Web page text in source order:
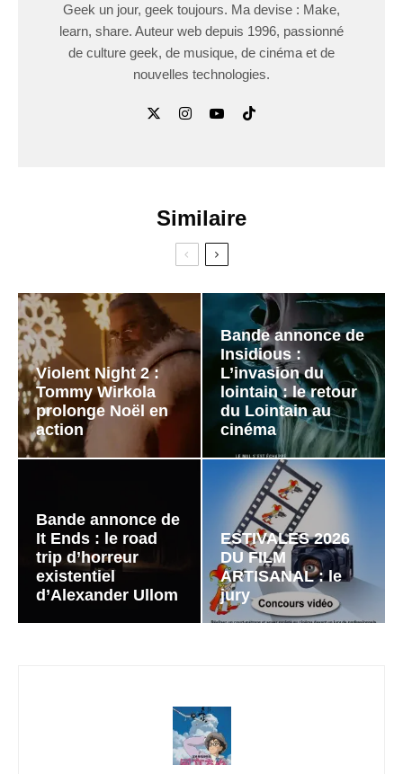
Geek un jour, geek toujours. Ma devise : Make,
learn, share. Auteur web depuis 1996, passionné
de culture geek, de musique, de cinéma et de
nouvelles technologies.
Similaire
Violent Night 2 :
Tommy Wirkola
prolonge Noël en
action
Bande annonce de
Insidious :
L’invasion du
lointain : le retour
du Lointain au
cinéma
Bande annonce de
It Ends : le road
trip d’horreur
existentiel
d’Alexander Ullom
ESTIVALES 2026
DU FILM
ARTISANAL : le
jury